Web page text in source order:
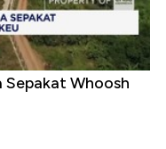
Sepakat Whoosh